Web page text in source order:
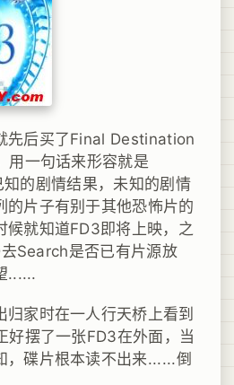
先后买了Final Destination
用一句话来形容就是
的剧情结果，未知的剧情
的片子有别于其他恐怖片的
候就知道FD3即将上映，之
Search是否已有片源放
......
家时在一人行天桥上看到
好摆了一张FD3在外面，当
，碟片根本读不出来......倒